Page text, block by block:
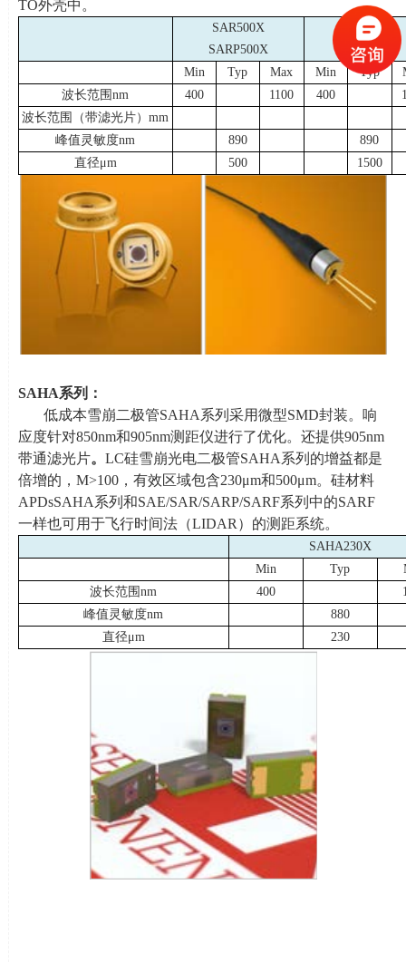
TO外壳中。
SAR500X
SARP500X
SAR1500X
Min Typ Max Min Typ
波长范围nm 400 1100 400
波长范围（带滤光片）mm
峰值灵敏度nm 890
890
直径μm 500 1500
SAHA系列：
低成本雪崩二极管SAHA系列采用微型SMD封装。响
应度针对850nm和905nm测距仪进行了优化。还提供905nm
带通滤光片。 LC硅雪崩光电二极管SAHA系列的增益都是
倍增的， M>100，有效区域包含230μm和500μm。硅材料
APDsSAHA系列和SAE/SAR/SARP/SARF系列中的SARF
一样也可用于飞行时间法（LIDAR ）的测距系统。
SAHA230X
Min
Typ
波长范围nm 400
峰值灵敏度nm
880
直径μm 230